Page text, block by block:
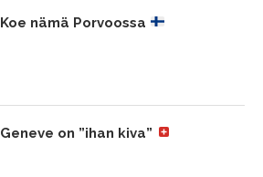
Koe nämä Porvoossa
Geneve on ”ihan kiva”